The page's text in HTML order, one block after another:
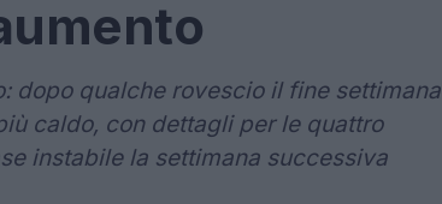
dopo qualche rovescio il fine settimana
caldo, con dettagli per le quattro
instabile la settimana successiva